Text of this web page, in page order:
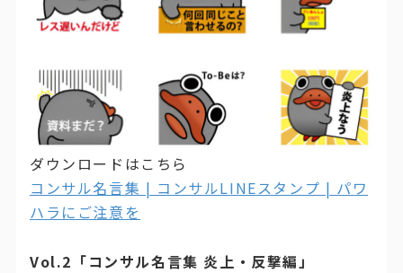
ダウンロードはこちら
コンサル名言集 | コンサルLINEスタンプ | パワ
ハラにご注意を
Vol.2「コンサル名言集 炎上・反撃編」